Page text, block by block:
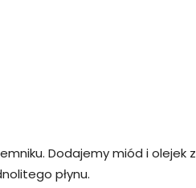
Dodajemy miód i olejek z
płynu.